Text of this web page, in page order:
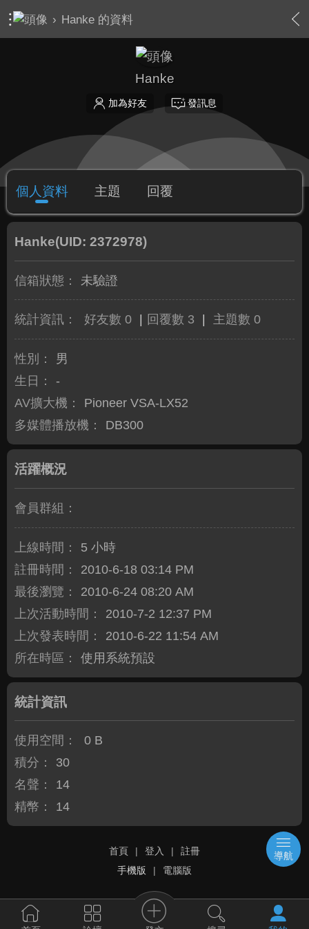
› Hanke 的資料
Hanke
加為好友 發訊息
個人資料 主題 回覆
Hanke(UID: 2372978)
信箱狀態： 未驗證
統計資訊： 好友數 0 回覆數 3 主題數 0
性別：
男
生日：
-
AV擴大機：
Pioneer VSA-LX52
多媒體播放機：
DB300
活躍概況
會員群組：
上線時間：
5 小時
註冊時間：
2010-6-18 03:14 PM
最後瀏覽：
2010-6-24 08:20 AM
上次活動時間：
2010-7-2 12:37 PM
上次發表時間：
2010-6-22 11:54 AM
所在時區：
使用系統預設
統計資訊
使用空間：
0 B
積分：
30
名聲：
14
精幣：
14
首頁 | 登入 |
註冊
手機版
| 電腦版
導航